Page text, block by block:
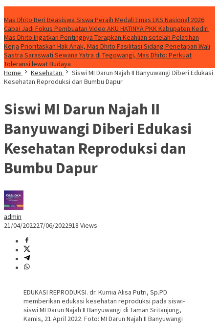
Mas Dhito Beri Beasiswa Siswa Peraih Medali Emas LKS Nasional 2026
Cabai Jadi Fokus Pembuatan Video AKU HATINYA PKK Kabupaten Kediri
Mas Dhito Ingatkan Pentingnya Terapkan Keahlian setelah Pelatihan
Kerja Prioritaskan Hak Anak, Mas Dhito Fasilitasi Sidang Penetapan Wali
Sastra Saraswati Sewana Yatra di Tegowangi, Mas Dhito: Perkuat
Toleransi lewat Budaya
Home
Kesehatan
Siswi MI Darun Najah II Banyuwangi Diberi Edukasi
Kesehatan Reproduksi dan Bumbu Dapur
Siswi MI Darun Najah II
Banyuwangi Diberi Edukasi
Kesehatan Reproduksi dan
Bumbu Dapur
admin
21/04/202227/06/2022918 Views
EDUKASI REPRODUKSI. dr. Kurnia Alisa Putri, Sp.PD
memberikan edukasi kesehatan reproduksi pada siswi-
siswi MI Darun Najah II Banyuwangi di Taman Sritanjung,
Kamis, 21 April 2022. Foto: MI Darun Najah II Banyuwangi